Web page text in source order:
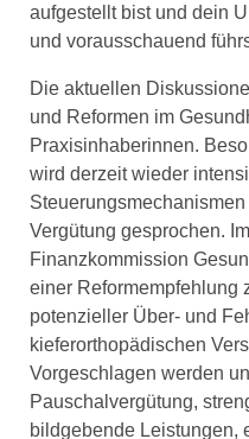
aufgestellt bist und dein
und vorausschauend
Die aktuellen
und Reformen im
Praxisinhaberinnen.
wird derzeit wieder
Vergütung gesprochen.
Finanzkommission
einer Reformempfehlung
potenzieller Über- und
kieferorthopädischen
Vorgeschlagen werden
Pauschalvergütung,
bildgebende Leistungen,